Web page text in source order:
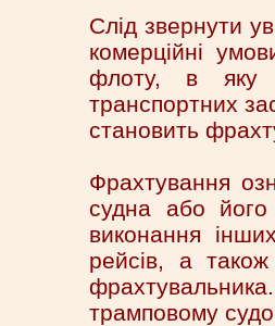
Слід звернути
комерційні
флоту, в яку
транспортних
становить
Фрахтування
судна або його
виконання
рейсів, а
трамповому